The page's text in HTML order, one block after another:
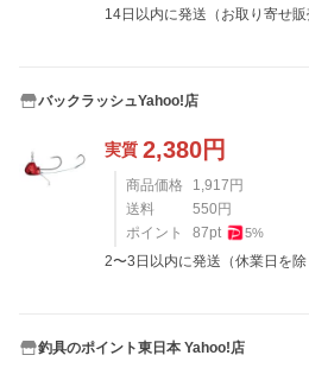
14日以内に発送（お取り寄せ販
バックラッシュYahoo!店
実質 2,380円
商品価格 1,917円
送料
550円
ポイント
87pt 5%
2〜3日以内に発送（休業日を除
釣具のポイント東日本 Yahoo!店